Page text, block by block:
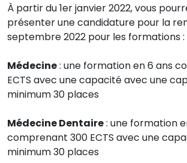
À partir du 1er janvier 2022, vous
présenter une candidature pour la
septembre 2022 pour les formations :
Médecine: une formation en 6 ans
ECTS avec une capacité avec une
minimum 30 places
Médecine Dentaire: une formation
comprenant 300 ECTS avec une
minimum 30 places